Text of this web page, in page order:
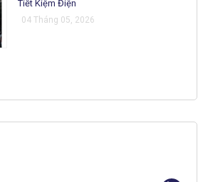
Tiết Kiệm Điện
04 Tháng 05, 2026